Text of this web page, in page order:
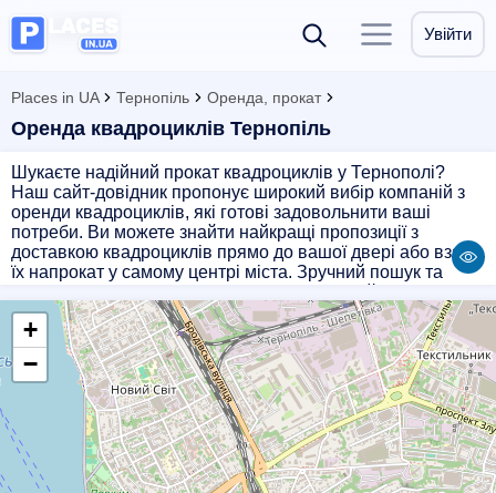
Увійти
Places in UA Тернопіль Оренда, прокат
Оренда квадроциклів Тернопіль
Шукаєте надійний прокат квадроциклів у Тернополі?
Наш сайт-довідник пропонує широкий вибір компаній з
оренди квадроциклів, які готові задовольнити ваші
потреби. Ви можете знайти найкращі пропозиції з
доставкою квадроциклів прямо до вашої двері або взяти
їх напрокат у самому центрі міста. Зручний пошук та
оптимальний варіант для вашої поїздки. Заплануйте
свою пригоду з орендою квадроциклів в Тернополі вже
сьогодні!
+
−